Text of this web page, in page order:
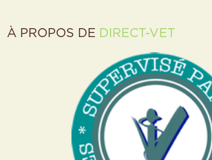
À PROPOS DE DIRECT-VET